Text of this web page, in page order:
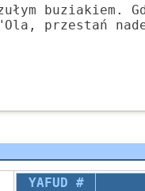
buziakiem.
przestań
YAFUD #